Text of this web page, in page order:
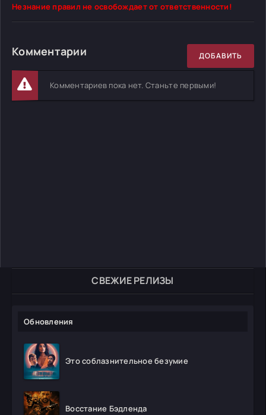
СВЕЖИЕ РЕЛИЗЫ
Обновления
Это соблазнительное безумие
Восстание Бэдленда
Незнание правил не освобождает от ответственности!
Комментарии ДОБАВИТЬ
Комментариев пока нет. Станьте первыми!